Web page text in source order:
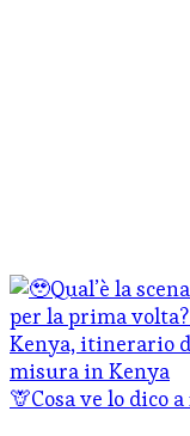
🦒Cosa ve lo dico